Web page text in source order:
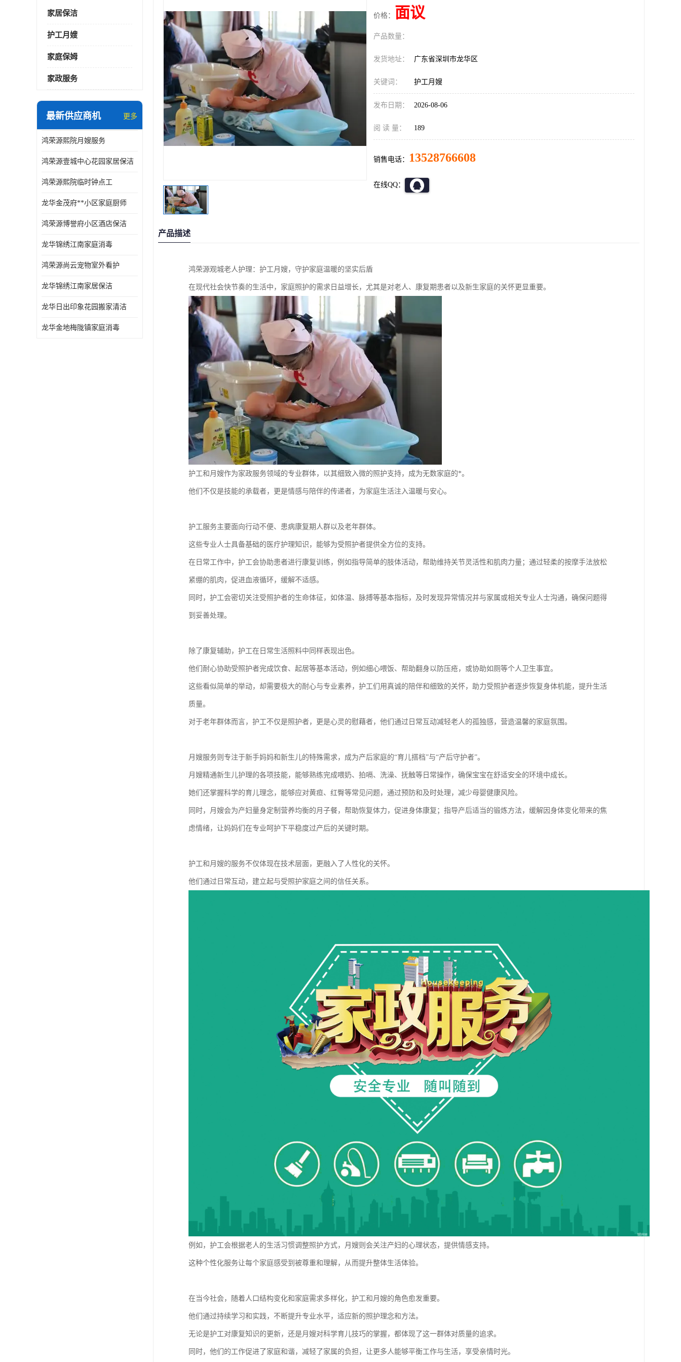
家居保洁
护工月嫂
家庭保姆
家政服务
最新供应商机 更多
鸿荣源熙院月嫂服务
鸿荣源壹城中心花园家居保洁
鸿荣源熙院临时钟点工
龙华金茂府**小区家庭厨师
鸿荣源博誉府小区酒店保洁
龙华锦绣江南家庭消毒
鸿荣源尚云宠物室外看护
龙华锦绣江南家居保洁
龙华日出印象花园搬家清洁
龙华金地梅陇镇家庭消毒
价格： 面议
产品数量：
发货地址： 广东省深圳市龙华区
关键词： 护工月嫂
发布日期： 2026-08-06
阅 读 量： 189
销售电话： 13528766608
在线QQ：
产品描述
鸿荣源观城老人护理：护工月嫂，守护家庭温暖的坚实后盾
在现代社会快节奏的生活中，家庭照护的需求日益增长，尤其是对老人、康复期患者以及新生家庭的关怀更显重要。
护工和月嫂作为家政服务领域的专业群体，以其细致入微的照护支持，成为无数家庭的*。
他们不仅是技能的承载者，更是情感与陪伴的传递者，为家庭生活注入温暖与安心。
护工服务主要面向行动不便、患病康复期人群以及老年群体。
这些专业人士具备基础的医疗护理知识，能够为受照护者提供全方位的支持。
在日常工作中，护工会协助患者进行康复训练，例如指导简单的肢体活动，帮助维持关节灵活性和肌肉力量；通过轻柔的按摩手法放松
紧绷的肌肉，促进血液循环，缓解不适感。
同时，护工会密切关注受照护者的生命体征，如体温、脉搏等基本指标，及时发现异常情况并与家属或相关专业人士沟通，确保问题得
到妥善处理。
除了康复辅助，护工在日常生活照料中同样表现出色。
他们耐心协助受照护者完成饮食、起居等基本活动，例如细心喂饭、帮助翻身以防压疮，或协助如厕等个人卫生事宜。
这些看似简单的举动，却需要极大的耐心与专业素养，护工们用真诚的陪伴和细致的关怀，助力受照护者逐步恢复身体机能，提升生活
质量。
对于老年群体而言，护工不仅是照护者，更是心灵的慰藉者，他们通过日常互动减轻老人的孤独感，营造温馨的家庭氛围。
月嫂服务则专注于新手妈妈和新生儿的特殊需求，成为产后家庭的“育儿搭档”与“产后守护者”。
月嫂精通新生儿护理的各项技能，能够熟练完成喂奶、拍嗝、洗澡、抚触等日常操作，确保宝宝在舒适安全的环境中成长。
她们还掌握科学的育儿理念，能够应对黄疸、红臀等常见问题，通过预防和及时处理，减少母婴健康风险。
同时，月嫂会为产妇量身定制营养均衡的月子餐，帮助恢复体力，促进身体康复；指导产后适当的锻炼方法，缓解因身体变化带来的焦
虑情绪，让妈妈们在专业呵护下平稳度过产后的关键时期。
护工和月嫂的服务不仅体现在技术层面，更融入了人性化的关怀。
他们通过日常互动，建立起与受照护家庭之间的信任关系。
例如，护工会根据老人的生活习惯调整照护方式，月嫂则会关注产妇的心理状态，提供情感支持。
这种个性化服务让每个家庭感受到被尊重和理解，从而提升整体生活体验。
在当今社会，随着人口结构变化和家庭需求多样化，护工和月嫂的角色愈发重要。
他们通过持续学习和实践，不断提升专业水平，适应新的照护理念和方法。
无论是护工对康复知识的更新，还是月嫂对科学育儿技巧的掌握，都体现了这一群体对质量的追求。
同时，他们的工作促进了家庭和谐，减轻了家属的负担，让更多人能够平衡工作与生活，享受亲情时光。